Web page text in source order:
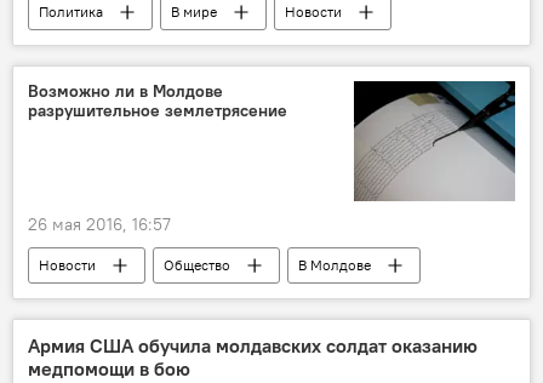
Политика В мире
Новости
Украина
Япония
G7
дискуссия
Возможно ли в Молдове
разрушительное землетрясение
26 мая 2016, 16:57
Новости Общество
В Молдове
Румыния
Республика Молдова
Ион Илиеш
Армия США обучила молдавских солдат оказанию
медпомощи в бою